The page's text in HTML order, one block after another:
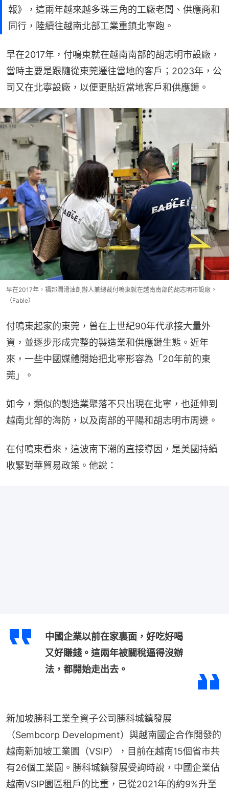
報》，這兩年越來越多珠三角的工廠老闆、供應商和
同行，陸續往越南北部工業重鎮北寧跑。
早在2017年，付鳴東就在越南南部的胡志明市設廠，
當時主要是跟隨從東莞遷往當地的客戶；2023年，公
司又在北寧設廠，以便更貼近當地客戶和供應鏈。
早在2017年，福邦潤滑油創辦人兼總裁付鳴東就在越南南部的胡志明市設廠。
（Fable）
付鳴東起家的東莞，曾在上世紀90年代承接大量外
資，並逐步形成完整的製造業和供應鏈生態。近年
來，一些中國媒體開始把北寧形容為「20年前的東
莞」。
如今，類似的製造業聚落不只出現在北寧，也延伸到
越南北部的海防，以及南部的平陽和胡志明市周邊。
在付鳴東看來，這波南下潮的直接導因，是美國持續
收緊對華貿易政策。他說：
中國企業以前在家裏面，好吃好喝
又好賺錢。這兩年被關稅逼得沒辦
法，都開始走出去。
新加坡勝科工業全資子公司勝科城鎮發展
（Sembcorp Development）與越南國企合作開發的
越南新加坡工業園（VSIP），目前在越南15個省市共
有26個工業園。勝科城鎮發展受詢時說，中國企業佔
越南VSIP園區租戶的比重，已從2021年的約9%升至